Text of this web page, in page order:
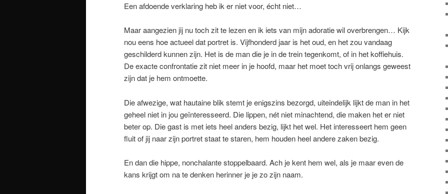
Een afdoende verklaring heb ik er niet voor, écht niet…
Maar aangezien jij nu toch zit te lezen en ik iets van mijn adoratie wil overbrengen… Kijk
nou eens hoe actueel dat portret is. Vijfhonderd jaar is het oud, en het zou vandaag
geschilderd kunnen zijn. Het is de man die je in de trein tegenkomt, of in het koffiehuis.
De exacte confrontatie zit niet meer in je hoofd, maar het moet toch vrij onlangs geweest
zijn dat je hem ontmoette.
Die afwezige, wat hautaine blik stemt je enigszins bezorgd, uiteindelijk lijkt de man in het
geheel niet in jou geïnteresseerd. Die lippen, nét niet minachtend, die maken het er niet
beter op. Die gast is met iets heel anders bezig, lijkt het wel. Het interesseert hem geen
fluit of jij naar zijn portret staat te staren, hem houden heel andere zaken bezig.
En dan die hippe, nonchalante stoppelbaard. Ach je kent hem wel, als je maar even de
kans krijgt om na te denken herinner je je zo zijn naam.